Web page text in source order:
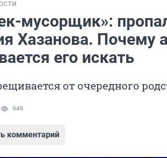
мусорщик»:
Хазанова. Почему
его искать
от очередного
949
комментарий